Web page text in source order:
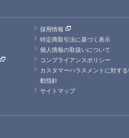
採用情報
特定商取引法に基づく表示
個人情報の取扱いについて
コンプライアンスポリシー
カスタマーハラスメントに対す
動指針
サイトマップ